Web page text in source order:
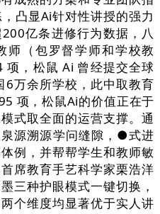
凸显Ai针对性讲授的强力
亿条进修行为数据，八
师（包罗督学师和学校教
项，松鼠 Ai 曾经提交全球
万余所学校，此中取教育
项，松鼠Ai的价值正在于
式取全面的运营支撑。通
源溯源学问缝隙，●式进
例，并帮帮学生和教师敏
席教育手艺科学家栗浩洋
三种护眼模式一键切换，
个维度均显著优于实人讲